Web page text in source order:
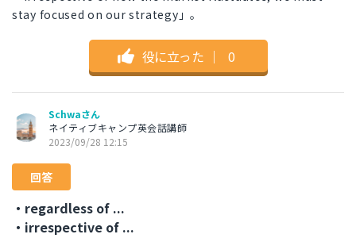
stay focused on our strategy」。
役に立った ｜ 0
Schwaさん
ネイティブキャンプ英会話講師
2023/09/28 12:15
回答
・regardless of ...
・irrespective of ...